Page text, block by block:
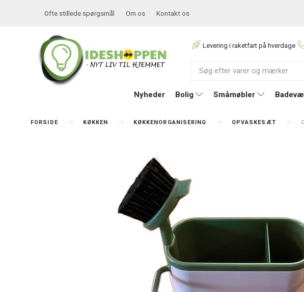
Ofte stillede spørgsmål Om os Kontakt os
Levering i raketfart på hverdage
Nyheder Bolig Småmøbler
FORSIDE KØKKEN KØKKENORGANISERING OPVASKESÆT